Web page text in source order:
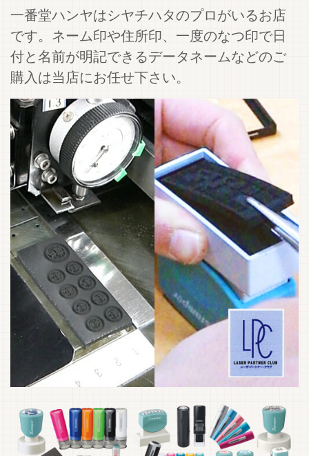
一番堂ハンヤはシヤチハタのプロがいるお店
です。ネーム印や住所印、一度のなつ印で日
付と名前が明記できるデータネームなどのご
購入は当店にお任せ下さい。